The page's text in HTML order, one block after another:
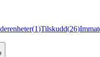
(1)Tilskudd(26)